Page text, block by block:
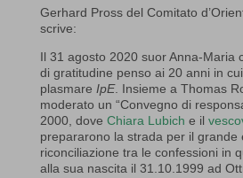
Gerhard Pross del Comitato
scrive:
Il 31 agosto 2020 suor Anna-Maria
di gratitudine penso ai 20 anni in
plasmare IpE. Insieme a Thomas
moderato un “Convegno di
2000, dove Chiara Lubich e il
prepararono la strada per il grande
riconciliazione tra le confessioni in
alla sua nascita il 31.10.1999 ad